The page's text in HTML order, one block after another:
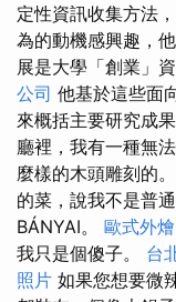
定性資訊收集方法
為的動機感興趣，
展是大學「創業」
公司 他基於這些面
來概括主要研究成
廳裡，我有一種無
麼樣的木頭雕刻的。
的菜，說我不是普
BÁNYAI。 歐式外燴
我只是個傻子。 台
照片 如果您想要微